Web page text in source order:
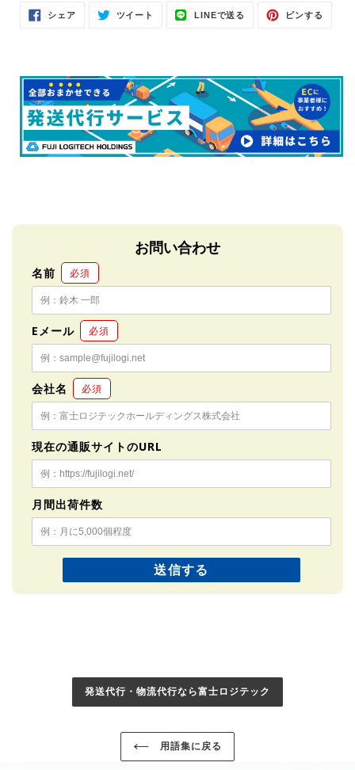
シェアFacebookツイート
Twitter
LINEで送る
LINE
ピンする
お問い合わせ
名前 必須
Eメール 必須
会社名 必須
現在の通販サイトのURL
月間出荷件数
発送代行・物流代行なら富士ロジテック
用語集に戻る